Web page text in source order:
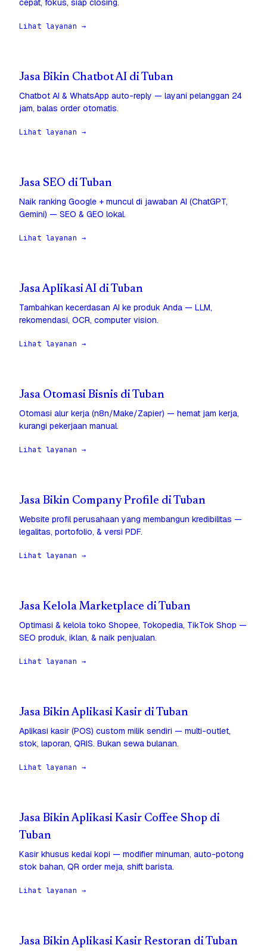
cepat, fokus, siap closing.
Lihat layanan →
Jasa Bikin Chatbot AI di Tuban
Chatbot AI & WhatsApp auto-reply — layani pelanggan 24
jam, balas order otomatis.
Lihat layanan →
Jasa SEO di Tuban
Naik ranking Google + muncul di jawaban AI (ChatGPT,
Gemini) — SEO & GEO lokal.
Lihat layanan →
Jasa Aplikasi AI di Tuban
Tambahkan kecerdasan AI ke produk Anda — LLM,
rekomendasi, OCR, computer vision.
Lihat layanan →
Jasa Otomasi Bisnis di Tuban
Otomasi alur kerja (n8n/Make/Zapier) — hemat jam kerja,
kurangi pekerjaan manual.
Lihat layanan →
Jasa Bikin Company Profile di Tuban
Website profil perusahaan yang membangun kredibilitas —
legalitas, portofolio, & versi PDF.
Lihat layanan →
Jasa Kelola Marketplace di Tuban
Optimasi & kelola toko Shopee, Tokopedia, TikTok Shop —
SEO produk, iklan, & naik penjualan.
Lihat layanan →
Jasa Bikin Aplikasi Kasir di Tuban
Aplikasi kasir (POS) custom milik sendiri — multi-outlet,
stok, laporan, QRIS. Bukan sewa bulanan.
Lihat layanan →
Jasa Bikin Aplikasi Kasir Coffee Shop di
Tuban
Kasir khusus kedai kopi — modifier minuman, auto-potong
stok bahan, QR order meja, shift barista.
Lihat layanan →
Jasa Bikin Aplikasi Kasir Restoran di Tuban